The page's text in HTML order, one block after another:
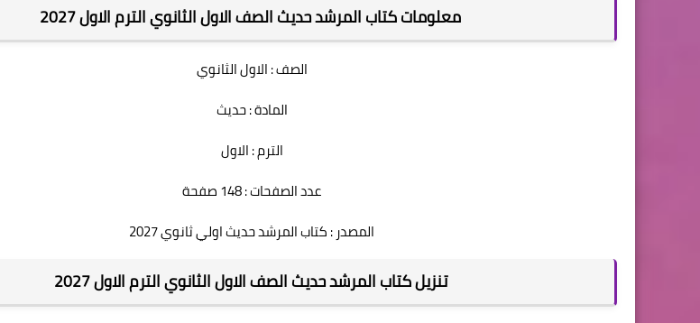
معلومات كتاب المرشد حديث الصف الاول الثانوي الترم الاول 2027
الصف : الاول الثانوي
المادة : حديث
الترم : الاول
عدد الصفحات : 148 صفحة
المصدر : كتاب المرشد حديث اولي ثانوي 2027
تنزيل كتاب المرشد حديث الصف الاول الثانوي الترم الاول 2027